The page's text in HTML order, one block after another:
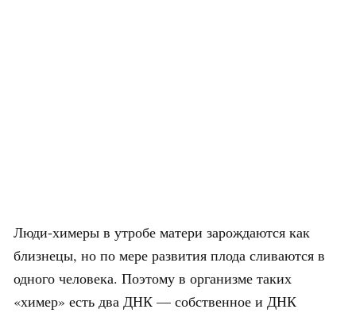
Люди-химеры в утробе матери зарождаются как
близнецы, но по мере развития плода сливаются в
одного человека. Поэтому в организме таких
«химер» есть два ДНК — собственное и ДНК